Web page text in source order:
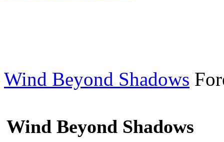
Wind Beyond Shadows
Wind Beyond Shadows